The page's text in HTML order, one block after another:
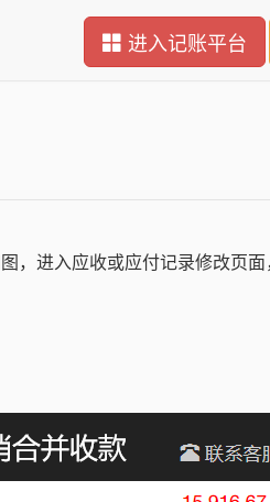
进入记账平台
进入应收或应付记录修改页面